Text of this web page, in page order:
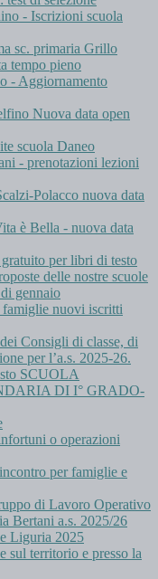
- Iscrizioni scuola
sc. primaria Grillo
tempo pieno
- Aggiornamento
Nuova data open
scuola Daneo
- prenotazioni lezioni
Polacco nuova data
è Bella - nuova data
per libri di testo
delle nostre scuole
gennaio
nuovi iscritti
Consigli di classe, di
per l’a.s. 2025-26.
SCUOLA
DI I° GRADO-
o operazioni
per famiglie e
di Lavoro Operativo
Bertani a.s. 2025/26
Liguria 2025
sul territorio e presso la